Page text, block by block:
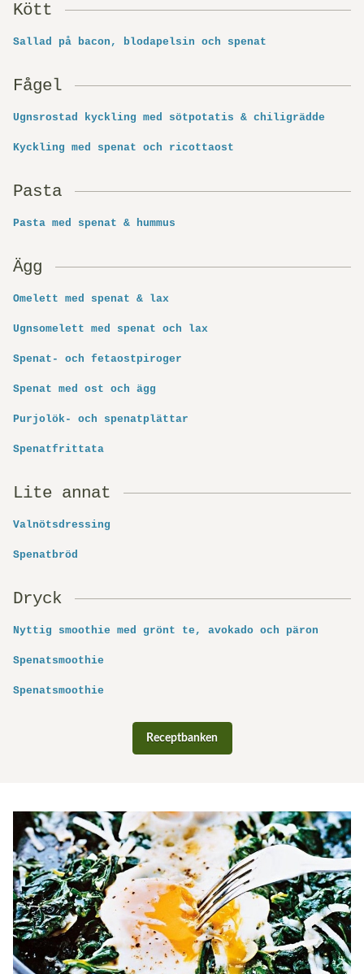
Kött
Sallad på bacon, blodapelsin och spenat
Fågel
Ugnsrostad kyckling med sötpotatis & chiligrädde
Kyckling med spenat och ricottaost
Pasta
Pasta med spenat & hummus
Ägg
Omelett med spenat & lax
Ugnsomelett med spenat och lax
Spenat- och fetaostpiroger
Spenat med ost och ägg
Purjolök- och spenatplättar
Spenatfrittata
Lite annat
Valnötsdressing
Spenatbröd
Dryck
Nyttig smoothie med grönt te, avokado och päron
Spenatsmoothie
Spenatsmoothie
Receptbanken